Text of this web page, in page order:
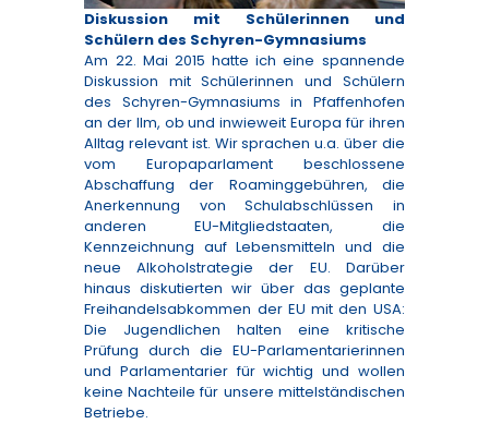
Diskussion mit Schülerinnen und
Schülern des Schyren-Gymnasiums
Am 22. Mai 2015 hatte ich eine spannende
Diskussion mit Schülerinnen und Schülern
des Schyren-Gymnasiums in Pfaffenhofen
an der Ilm, ob und inwieweit Europa für ihren
Alltag relevant ist. Wir sprachen u.a. über die
vom Europaparlament beschlossene
Abschaffung der Roaminggebühren, die
Anerkennung von Schulabschlüssen in
anderen EU-Mitgliedstaaten, die
Kennzeichnung auf Lebensmitteln und die
neue Alkoholstrategie der EU. Darüber
hinaus diskutierten wir über das geplante
Freihandelsabkommen der EU mit den USA:
Die Jugendlichen halten eine kritische
Prüfung durch die EU-Parlamentarierinnen
und Parlamentarier für wichtig und wollen
keine Nachteile für unsere mittelständischen
Betriebe.